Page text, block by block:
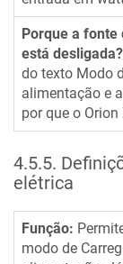
Porque a
está
do texto Modo
alimentação e
por que o Orion
4.5.5.
elétrica
Função:
modo de